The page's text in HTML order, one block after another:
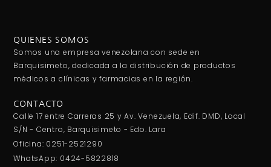
QUIENES SOMOS
Somos una empresa venezolana con sede en
Barquisimeto, dedicada a la distribución de productos
médicos a clínicas y farmacias en la región.
CONTACTO
Calle 17 entre Carreras 25 y Av. Venezuela, Edif. DMD, Local
S/N - Centro, Barquisimeto - Edo. Lara
Oficina: 0251-2521290
WhatsApp: 0424-5822818